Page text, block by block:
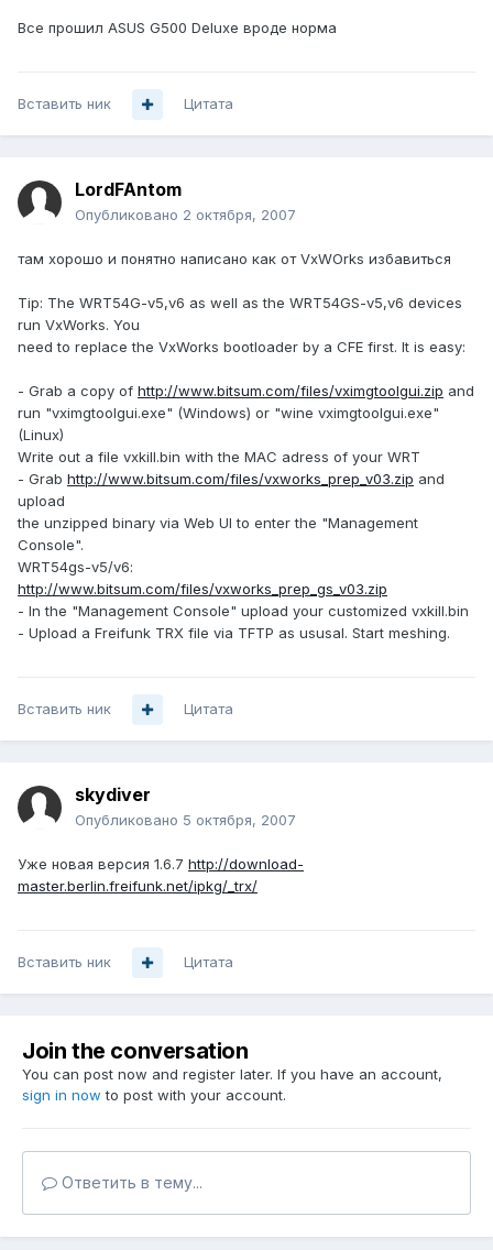
Все прошил ASUS G500 Deluxe вроде норма
Вставить ник Цитата
LordFAntom
Опубликовано 2 октября, 2007
там хорошо и понятно написано как от VxWOrks избавиться
Tip: The WRT54G-v5,v6 as well as the WRT54GS-v5,v6 devices
run VxWorks. You
need to replace the VxWorks bootloader by a CFE first. It is easy:
- Grab a copy of http://www.bitsum.com/files/vximgtoolgui.zip and
run "vximgtoolgui.exe" (Windows) or "wine vximgtoolgui.exe"
(Linux)
Write out a file vxkill.bin with the MAC adress of your WRT
- Grab http://www.bitsum.com/files/vxworks_prep_v03.zip and
upload
the unzipped binary via Web UI to enter the "Management
Console".
WRT54gs-v5/v6:
http://www.bitsum.com/files/vxworks_prep_gs_v03.zip
- In the "Management Console" upload your customized vxkill.bin
- Upload a Freifunk TRX file via TFTP as ususal. Start meshing.
Вставить ник Цитата
skydiver
Опубликовано 5 октября, 2007
Уже новая версия 1.6.7 http://download-
master.berlin.freifunk.net/ipkg/_trx/
Вставить ник Цитата
Join the conversation
You can post now and register later. If you have an account,
sign in now to post with your account.
Ответить в тему...